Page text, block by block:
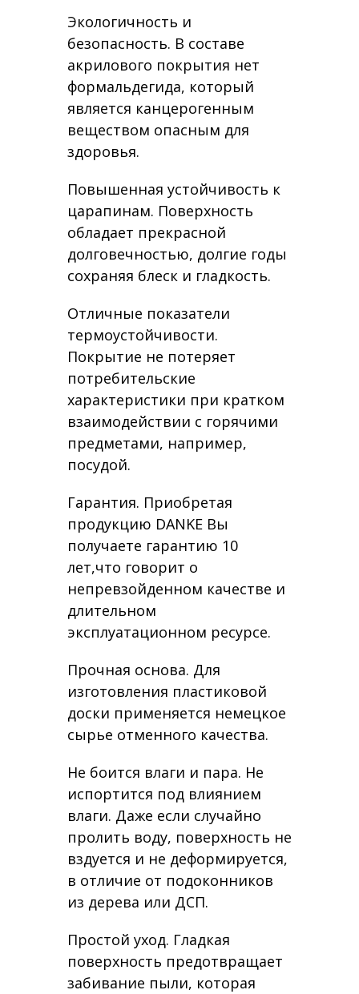
Экологичность и
безопасность. В составе
акрилового покрытия нет
формальдегида, который
является канцерогенным
веществом опасным для
здоровья.
Повышенная устойчивость к
царапинам. Поверхность
обладает прекрасной
долговечностью, долгие годы
сохраняя блеск и гладкость.
Отличные показатели
термоустойчивости.
Покрытие не потеряет
потребительские
характеристики при кратком
взаимодействии с горячими
предметами, например,
посудой.
Гарантия. Приобретая
продукцию DANKE Вы
получаете гарантию 10
лет,что говорит о
непревзойденном качестве и
длительном
эксплуатационном ресурсе.
Прочная основа. Для
изготовления пластиковой
доски применяется немецкое
сырье отменного качества.
Не боится влаги и пара. Не
испортится под влиянием
влаги. Даже если случайно
пролить воду, поверхность не
вздуется и не деформируется,
в отличие от подоконников
из дерева или ДСП.
Простой уход. Гладкая
поверхность предотвращает
забивание пыли, которая